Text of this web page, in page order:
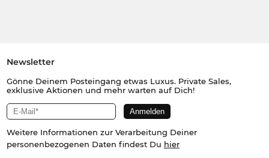
Newsletter
Gönne Deinem Posteingang etwas Luxus. Private Sales,
exklusive Aktionen und mehr warten auf Dich!
Weitere Informationen zur Verarbeitung Deiner
personenbezogenen Daten findest Du hier